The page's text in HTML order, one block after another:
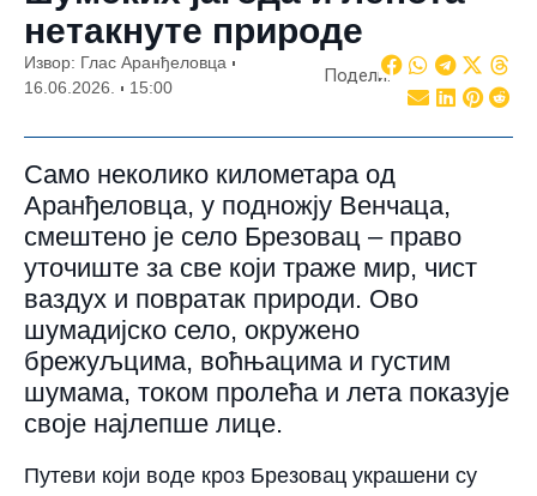
нетакнуте природе
Извор: Глас Аранђеловца
16.06.2026.
15:00
Подели:
Само неколико километара од
Аранђеловца, у подножју Венчаца,
смештено је село Брезовац – право
уточиште за све који траже мир, чист
ваздух и повратак природи. Ово
шумадијско село, окружено
брежуљцима, воћњацима и густим
шумама, током пролећа и лета показује
своје најлепше лице.
Путеви који воде кроз Брезовац украшени су